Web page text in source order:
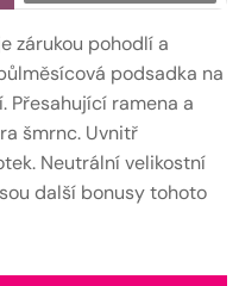
zárukou pohodlí a
podsadka na
Přesahující ramena a
šmrnc. Uvnitř
Neutrální velikostní
další bonusy tohoto